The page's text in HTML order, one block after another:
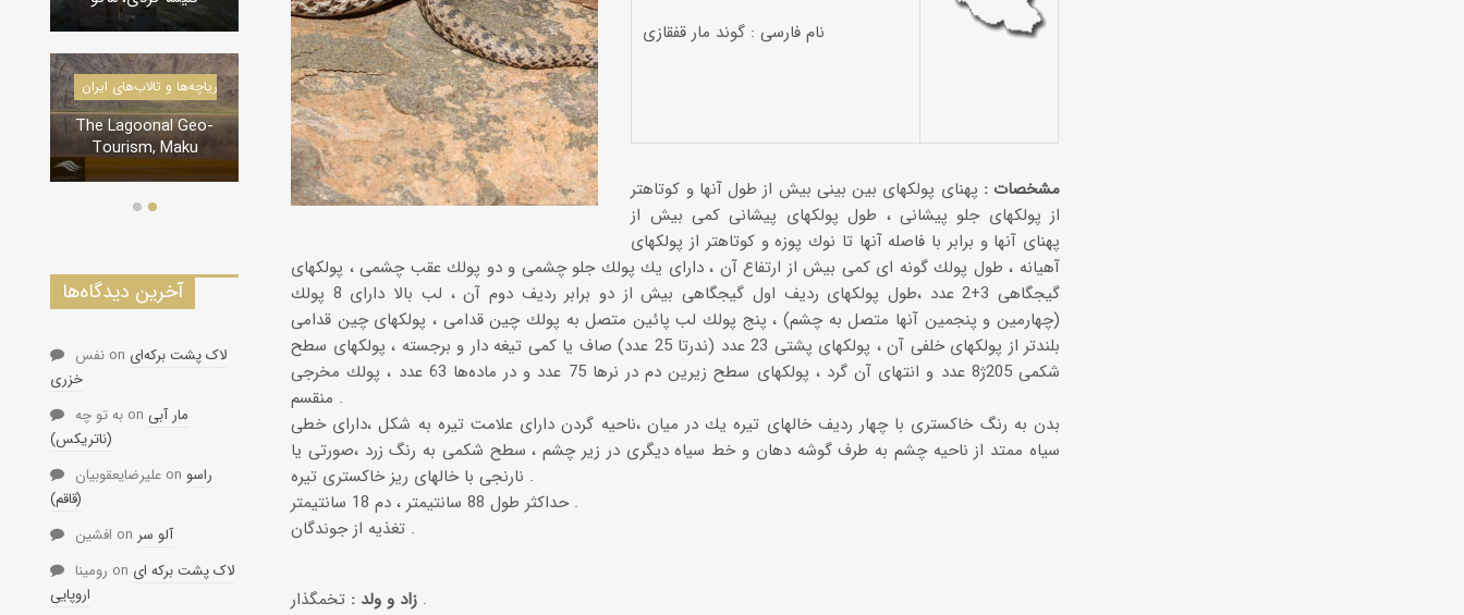
مشخصات : پهنای پولكهای بین بینی بیش از طول آنها و كوتاهتر
از پولكهای جلو پیشانی ، ‌طول پولكهای پیشانی كمی بیش از
پهنای آنها و برابر با فاصله آنها تا نوك پوزه و كوتاهتر از پولكهای
آهیانه ، طول پولك گونه ای كمی بیش از ارتفاع آن ، دارای یك پولك جلو چشمی و دو پولك عقب چشمی ، پولكهای
گیجگاهی 3+2 عدد ،‌طول پولكهای ردیف اول گیجگاهی بیش از دو برابر ردیف دوم آن ، لب بالا دارای 8 پولك
(چهارمین و پنجمین آنها متصل به چشم) ، پنج پولك لب پائین متصل به پولك چین قدامی ، پولكهای چین قدامی
بلندتر از پولكهای خلفی آن ، پولكهای پشتی 23 عدد (ندرتا 25 عدد) صاف یا كمی تیغه دار و برجسته ، پولكهای سطح
شكمی 205ژ8 عدد و انتهای آن گرد ، پولكهای سطح زیرین دم در نرها 75 عدد و در ماده‌ها 63 عدد ، پولك مخرجی
منقسم .
بدن به رنگ خاكستری با چهار ردیف خالهای تیره یك در میان ،‌ناحیه گردن دارای علامت تیره به شكل ،‌دارای خطی
سیاه ممتد از ناحیه چشم به طرف گوشه دهان و خط سیاه دیگری در زیر چشم ، سطح شكمی به رنگ زرد ،‌صورتی یا
نارنجی با خالهای ریز خاكستری تیره .
حداكثر طول 88 سانتیمتر ، دم 18 سانتیمتر .
تغذیه از جوندگان .
زاد و ولد : تخمگذار .
دره‌ها و تنگه‌های ایران
تنگه لی لی، دورود
آخرین دیدگاه‌ها
نفس on لاک پشت برکه‌ای
خزری
به تو چه on مار آبی
(ناتریکس)
علیرضایعقوبیان on راسو
(قاقم)
افشین on آلو سر
رومینا on لاک پشت برکه ای
اروپایی